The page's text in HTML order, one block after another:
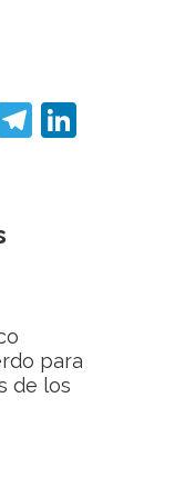
WhatsApp
para
de los